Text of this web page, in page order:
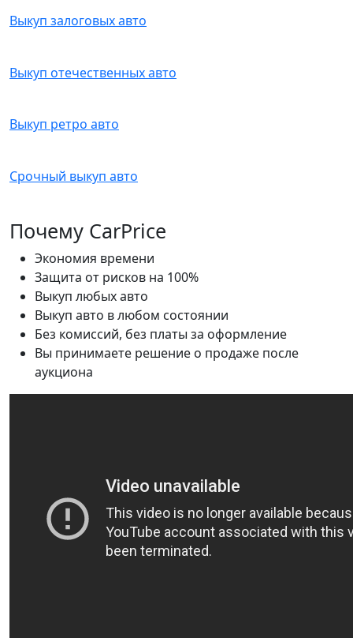
Выкуп залоговых авто
Выкуп отечественных авто
Выкуп ретро авто
Срочный выкуп авто
Почему CarPrice
Экономия времени
Защита от рисков на 100%
Выкуп любых авто
Выкуп авто в любом состоянии
Без комиссий, без платы за оформление
Вы принимаете решение о продаже после
аукциона